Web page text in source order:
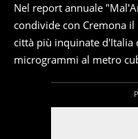
Nel report annuale
condivide con Cremona
città più inquinate d'Italia
microgrammi al metro